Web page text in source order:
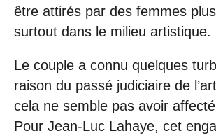
être attirés par des femmes
surtout dans le milieu artistique.
Le couple a connu quelques
raison du passé judiciaire de
cela ne semble pas avoir
Pour Jean-Luc Lahaye, cet